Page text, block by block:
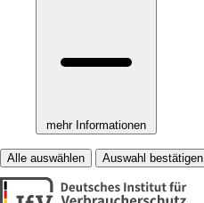
mehr Informationen
Alle auswählen Auswahl bestätigen